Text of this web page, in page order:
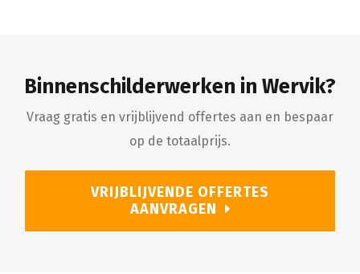
Binnenschilderwerken in Wervik?
Vraag gratis en vrijblijvend offertes aan en bespaar
op de totaalprijs.
VRIJBLIJVENDE OFFERTES
AANVRAGEN